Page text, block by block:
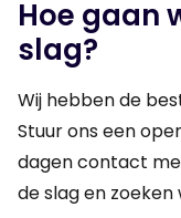
mee over
bijdrage aan
gereedschappen
operators en
wordt uitgevoerd in
belangrijke rol
Hoe gaan
slag?
Wij hebben de
Stuur ons een
dagen contact
de slag en